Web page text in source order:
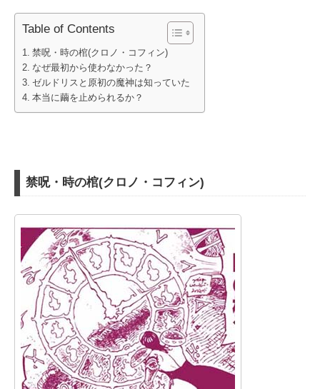
Table of Contents
禁呪・時の棺(クロノ・コフィン)
なぜ最初から使わなかった？
ゼルドリスと原初の魔神は知っていた
本当に繭を止められるか？
禁呪・時の棺(クロノ・コフィン)